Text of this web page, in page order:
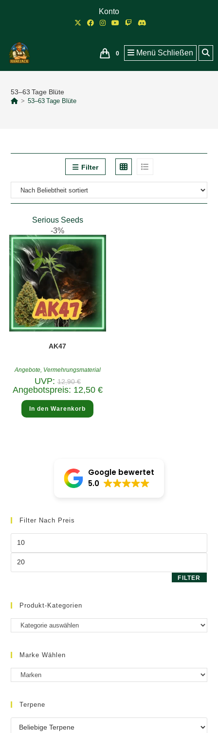
Konto
0 Menü Schließen
53–63 Tage Blüte
> 53–63 Tage Blüte
Filter
Serious Seeds
-3%
AK47
Angebote, Vermehrungsmaterial
UVP: 12,90€Ursprünglicher
Preis
war:
12,90 €
Angebotspreis: 12,50 €Aktueller
Preis
In den Warenkorb
Google bewertet
5.0
Filter Nach Preis
FILTER
Produkt-Kategorien
Marke Wählen
Terpene